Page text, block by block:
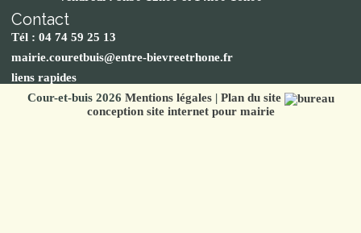
Contact
Tél : 04 74 59 25 13
mairie.couretbuis@entre-bievreetrhone.fr
liens rapides
Cour-et-buis 2026 Mentions légales| Plan du site
conception site internet pour mairie